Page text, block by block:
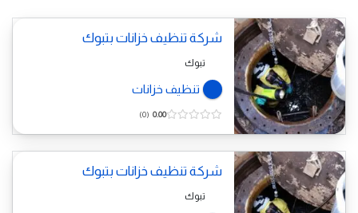
شركة تنظيف خزانات بتبوك
تبوك
تنظيف خزانات
0.00
0
شركة تنظيف خزانات بتبوك
تبوك